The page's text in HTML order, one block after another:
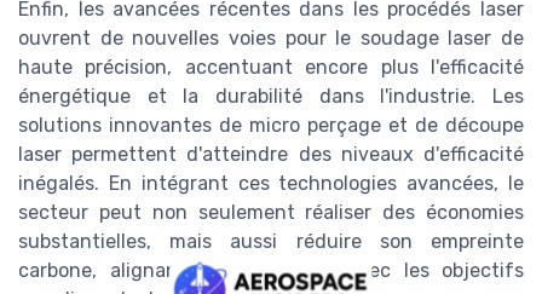
Enfin, les avancées récentes dans les procédés laser
ouvrent de nouvelles voies pour le soudage laser de
haute précision, accentuant encore plus l'efficacité
énergétique et la durabilité dans l'industrie. Les
solutions innovantes de micro perçage et de découpe
laser permettent d'atteindre des niveaux d'efficacité
inégalés. En intégrant ces technologies avancées, le
secteur peut non seulement réaliser des économies
substantielles, mais aussi réduire son empreinte
carbone, alignant ses stratégies avec les objectifs